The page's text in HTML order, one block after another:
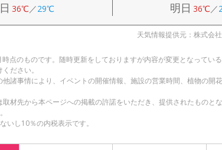
36℃／29℃ 明日 36℃／
天気情報提供元：株式会
点のものです。随時更新をしておりますが内容が変更となってい
ださい。
諸事情により、イベントの開催情報、施設の営業時間、植物の開
材先から本ページへの掲載の許諾をいただき、提供されたものと
いし10％の内税表示です。